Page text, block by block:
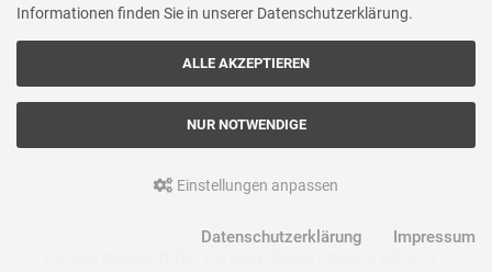
Informationen finden Sie in unserer Datenschutzerklärung.
ALLE AKZEPTIEREN
NUR NOTWENDIGE
Einstellungen anpassen
Datenschutzerklärung Impressum